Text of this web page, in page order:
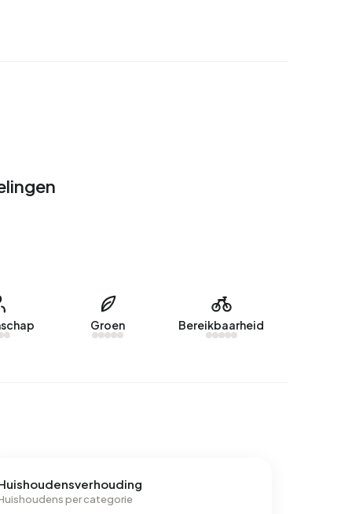
Groen Bereikbaarheid
per categorie